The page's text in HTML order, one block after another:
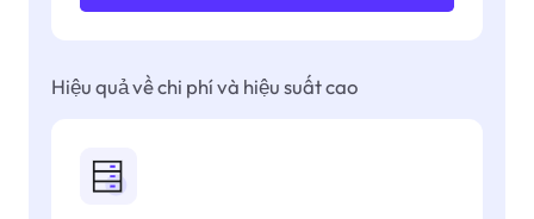
Hiệu quả về chi phí và hiệu suất cao